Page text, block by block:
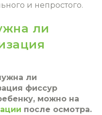
и непростого.
ли
ли
фиссур
можно на
после осмотра.